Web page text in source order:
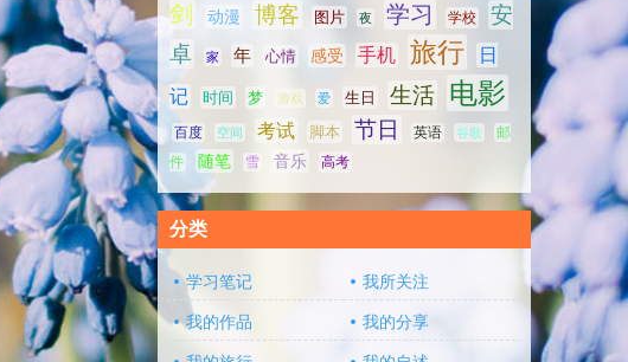
剑
动漫 博客 图片 夜 学习 学校
安
卓
家 年 心情 感受 手机 旅行 日
记 时间 梦 游戏 爱 生日 生活 电影
百度 空间 考试 脚本 节日 英语 谷歌 邮
件 随笔 雪 音乐 高考
分类
学习笔记 我所关注
我的作品 我的分享